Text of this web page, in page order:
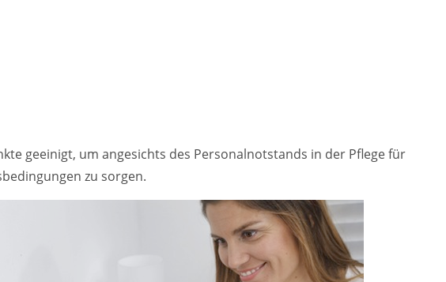
geeinigt, um angesichts des Personalnotstands in der Pflege für
zu sorgen.